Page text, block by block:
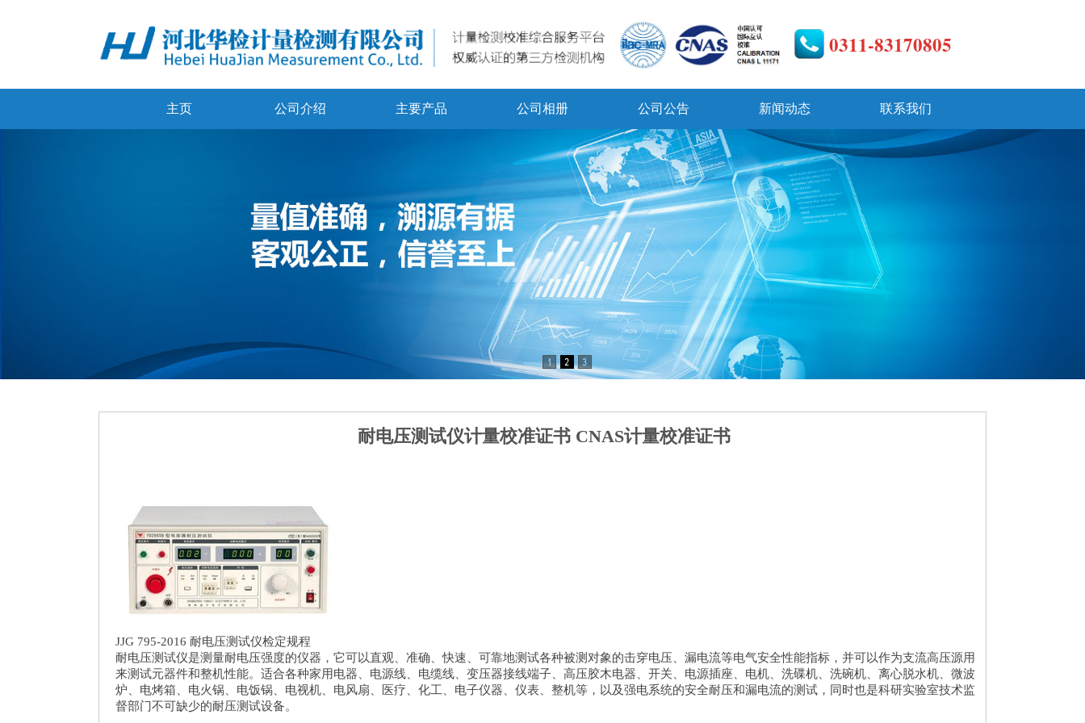
0311-83170805
主页 公司介绍 主要产品 公司相册 公司公告 新闻动态 联系我们
耐电压测试仪计量校准证书 CNAS计量校准证书
JJG 795-2016 耐电压测试仪检定规程
耐电压测试仪是测量耐电压强度的仪器，它可以直观、准确、快速、可靠地测试各种被测对象的击穿电压、漏电流等电气安全性能指标，并可以作为支流高压源用
来测试元器件和整机性能。适合各种家用电器、电源线、电缆线、变压器接线端子、高压胶木电器、开关、电源插座、电机、洗碟机、洗碗机、离心脱水机、微波
炉、电烤箱、电火锅、电饭锅、电视机、电风扇、医疗、化工、电子仪器、仪表、整机等，以及强电系统的安全耐压和漏电流的测试，同时也是科研实验室技术监
督部门不可缺少的耐压测试设备。